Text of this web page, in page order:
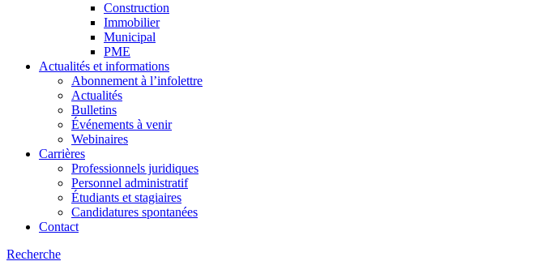
Construction
Immobilier
Municipal
PME
Actualités et informations
Abonnement à l’infolettre
Actualités
Bulletins
Événements à venir
Webinaires
Carrières
Professionnels juridiques
Personnel administratif
Étudiants et stagiaires
Candidatures spontanées
Contact
Recherche